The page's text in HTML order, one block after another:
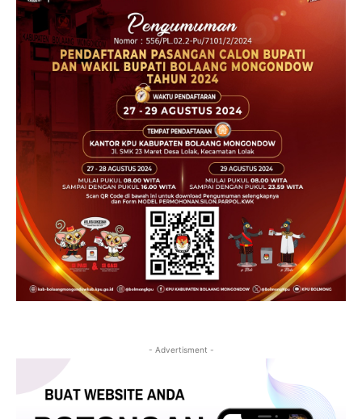
- Advertisment -